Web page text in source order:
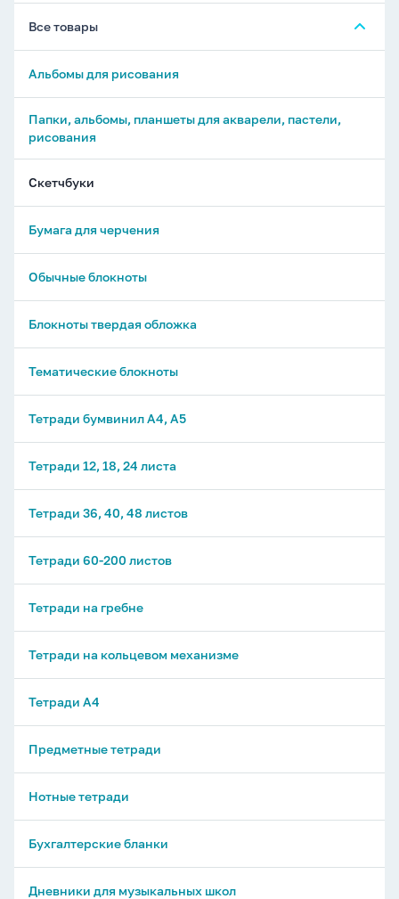
Все товары
Альбомы для рисования
Папки, альбомы, планшеты для акварели, пастели,
рисования
Скетчбуки
Бумага для черчения
Обычные блокноты
Блокноты твердая обложка
Тематические блокноты
Тетради бумвинил А4, А5
Тетради 12, 18, 24 листа
Тетради 36, 40, 48 листов
Тетради 60-200 листов
Тетради на гребне
Тетради на кольцевом механизме
Тетради А4
Предметные тетради
Нотные тетради
Бухгалтерские бланки
Дневники для музыкальных школ